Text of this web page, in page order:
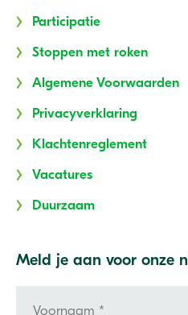
Participatie
Stoppen met roken
Algemene Voorwaarden
Privacyverklaring
Klachtenreglement
Vacatures
Duurzaam
Meld je aan voor onze